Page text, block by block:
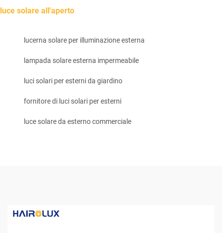
luce solare all'aperto
lucerna solare per illuminazione esterna
lampada solare esterna impermeabile
luci solari per esterni da giardino
fornitore di luci solari per esterni
luce solare da esterno commerciale